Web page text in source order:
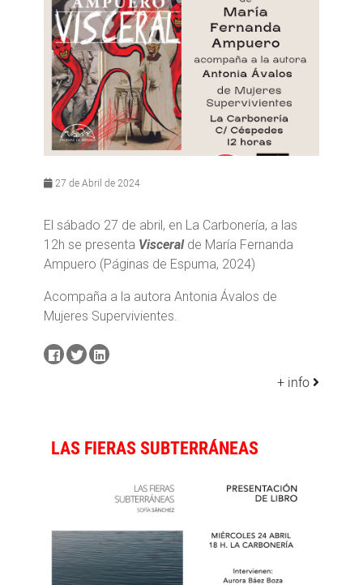
27 de Abril de 2024
El sábado 27 de abril, en La Carbonería, a las
12h se presenta Visceralde María Fernanda
Ampuero (Páginas de Espuma, 2024)
Acompaña a la autora Antonia Ávalos de
Mujeres Supervivientes.
+ info
LAS FIERAS SUBTERRÁNEAS